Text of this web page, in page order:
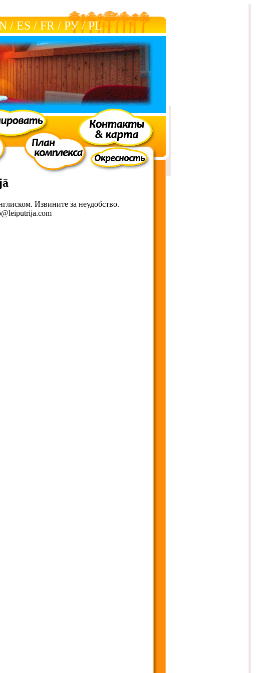
/ ES / FR / РУ/РL
Извините за неудобство.